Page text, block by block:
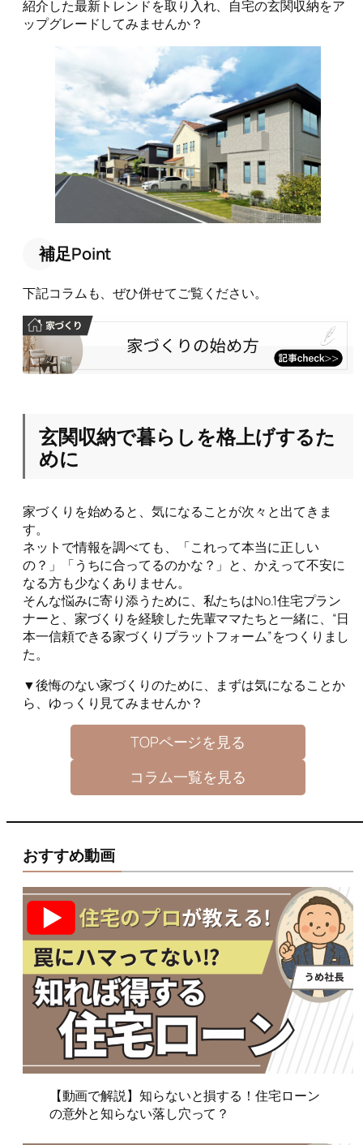
紹介した最新トレンドを取り入れ、自宅の玄関収納をア
ップグレードしてみませんか？
補足Point
下記コラムも、ぜひ併せてご覧ください。
玄関収納で暮らしを格上げするた
めに
家づくりを始めると、気になることが次々と出てきま
す。
ネットで情報を調べても、「これって本当に正しい
の？」「うちに合ってるのかな？」と、かえって不安に
なる方も少なくありません。
そんな悩みに寄り添うために、私たちはNo.1住宅プラン
ナーと、家づくりを経験した先輩ママたちと一緒に、“日
本一信頼できる家づくりプラットフォーム”をつくりまし
た。
▼後悔のない家づくりのために、まずは気になることか
ら、ゆっくり見てみませんか？
TOPページを見る
コラム一覧を見る
おすすめ動画
【動画で解説】知らないと損する！住宅ローン
の意外と知らない落し穴って？